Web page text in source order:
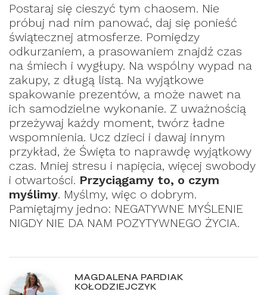
Postaraj się cieszyć tym chaosem. Nie
próbuj nad nim panować, daj się ponieść
świątecznej atmosferze. Pomiędzy
odkurzaniem, a prasowaniem znajdź czas
na śmiech i wygłupy. Na wspólny wypad na
zakupy, z długą listą. Na wyjątkowe
spakowanie prezentów, a może nawet na
ich samodzielne wykonanie. Z uważnością
przeżywaj każdy moment, twórz ładne
wspomnienia. Ucz dzieci i dawaj innym
przykład, że Święta to naprawdę wyjątkowy
czas. Mniej stresu i napięcia, więcej swobody
i otwartości. Przyciągamy to, o czym
myślimy. Myślmy, więc o dobrym.
Pamiętajmy jedno: NEGATYWNE MYŚLENIE
NIGDY NIE DA NAM POZYTYWNEGO ŻYCIA.
MAGDALENA PARDIAK
KOŁODZIEJCZYK